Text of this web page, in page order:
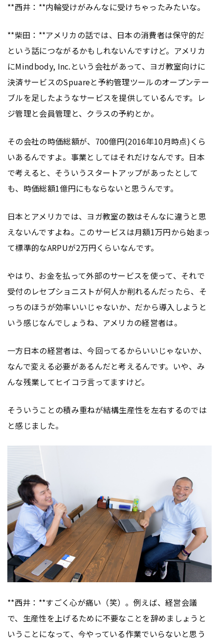
**西井：**内輪受けがみんなに受けちゃったみたいな。
**柴田：**アメリカの話では、日本の消費者は保守的だ
という話につながるかもしれないんですけど。アメリカ
にMindbody, Inc.という会社があって、ヨガ教室向けに
決済サービスのSpuareと予約管理ツールのオープンテー
ブルを足したようなサービスを提供しているんです。レ
ジ管理と会員管理と、クラスの予約とか。
その会社の時価総額が、700億円(2016年10月時点)くら
いあるんですよ。事業としてはそれだけなんです。日本
で考えると、そういうスタートアップがあったとして
も、時価総額1億円にもならないと思うんです。
日本とアメリカでは、ヨガ教室の数はそんなに違うと思
えないんですよね。このサービスは月額1万円から始まっ
て標準的なARPUが2万円くらいなんです。
やはり、お金を払って外部のサービスを使って、それで
受付のレセプショニストが何人か削れるんだったら、そ
っちのほうが効率いいじゃないか、だから導入しようと
いう感じなんでしょうね、アメリカの経営者は。
一方日本の経営者は、今回ってるからいいじゃないか、
なんで変える必要があるんだと考えるんです。いや、み
んな残業してヒイコラ言ってますけど。
そういうことの積み重ねが結構生産性を左右するのでは
と感じました。
**西井：**すごく心が痛い（笑）。例えば、経営会議
で、生産性を上げるために不要なことを辞めましょうと
いうことになって、今やっている作業でいらないと思う